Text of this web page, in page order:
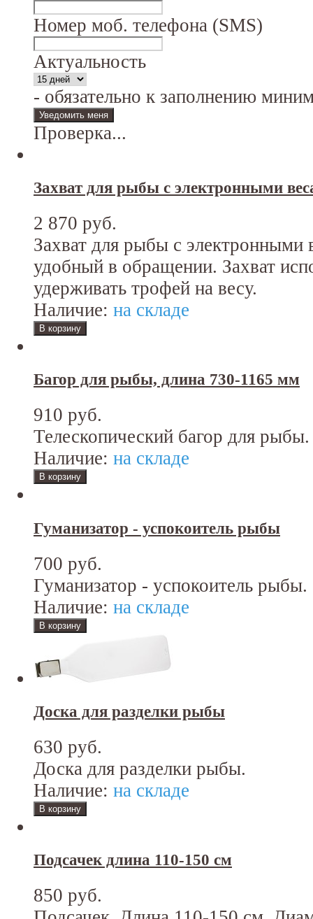
Номер моб. телефона (SMS)
Актуальность
- обязательно к заполнению
Проверка...
Захват для рыбы с электронными
2 870 руб.
Захват для рыбы с электронными
удобный в обращении. Захват
удерживать трофей на весу.
Наличие: на складе
Багор для рыбы, длина 730-1165 мм
910 руб.
Телескопический багор для
Наличие: на складе
Гуманизатор - успокоитель рыбы
700 руб.
Гуманизатор - успокоитель рыбы.
Наличие: на складе
Доска для разделки рыбы
630 руб.
Доска для разделки рыбы.
Наличие: на складе
Подсачек длина 110-150 см
850 руб.